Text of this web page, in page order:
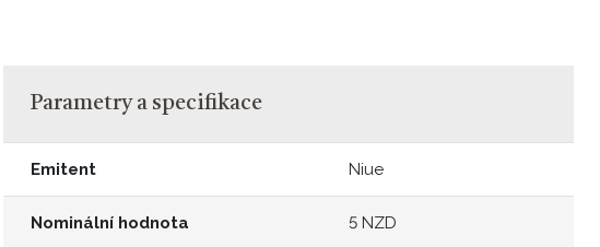
Parametry a specifikace
Emitent Niue
Nominální hodnota 5 NZD